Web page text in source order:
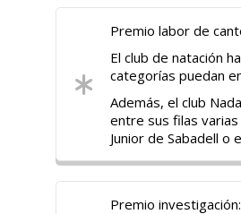
Premio labor de
El club de natación
categorías puedan
Además, el club
entre sus filas varias
Junior de Sabadell o
Premio investigación: